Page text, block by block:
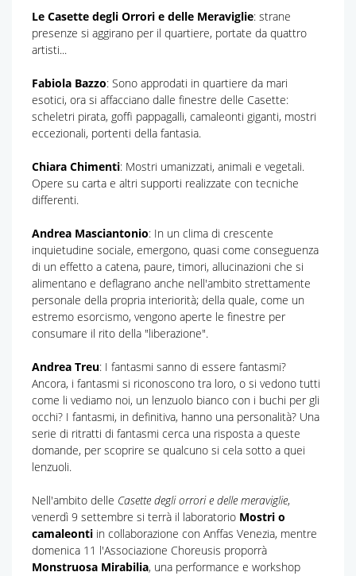
Le Casette degli Orrori e delle Meraviglie: strane
presenze si aggirano per il quartiere, portate da quattro
artisti...
Fabiola Bazzo: Sono approdati in quartiere da mari
esotici, ora si affacciano dalle finestre delle Casette:
scheletri pirata, goffi pappagalli, camaleonti giganti, mostri
eccezionali, portenti della fantasia.
Chiara Chimenti: Mostri umanizzati, animali e vegetali.
Opere su carta e altri supporti realizzate con tecniche
differenti.
Andrea Masciantonio: In un clima di crescente
inquietudine sociale, emergono, quasi come conseguenza
di un effetto a catena, paure, timori, allucinazioni che si
alimentano e deflagrano anche nell'ambito strettamente
personale della propria interiorità; della quale, come un
estremo esorcismo, vengono aperte le finestre per
consumare il rito della "liberazione".
Andrea Treu: I fantasmi sanno di essere fantasmi?
Ancora, i fantasmi si riconoscono tra loro, o si vedono tutti
come li vediamo noi, un lenzuolo bianco con i buchi per gli
occhi? I fantasmi, in definitiva, hanno una personalità? Una
serie di ritratti di fantasmi cerca una risposta a queste
domande, per scoprire se qualcuno si cela sotto a quei
lenzuoli.
Nell'ambito delle Casette degli orrori e delle meraviglie,
venerdì 9 settembre si terrà il laboratorio Mostri o
camaleonti in collaborazione con Anffas Venezia, mentre
domenica 11 l'Associazione Choreusis proporrà
Monstruosa Mirabilia, una performance e workshop